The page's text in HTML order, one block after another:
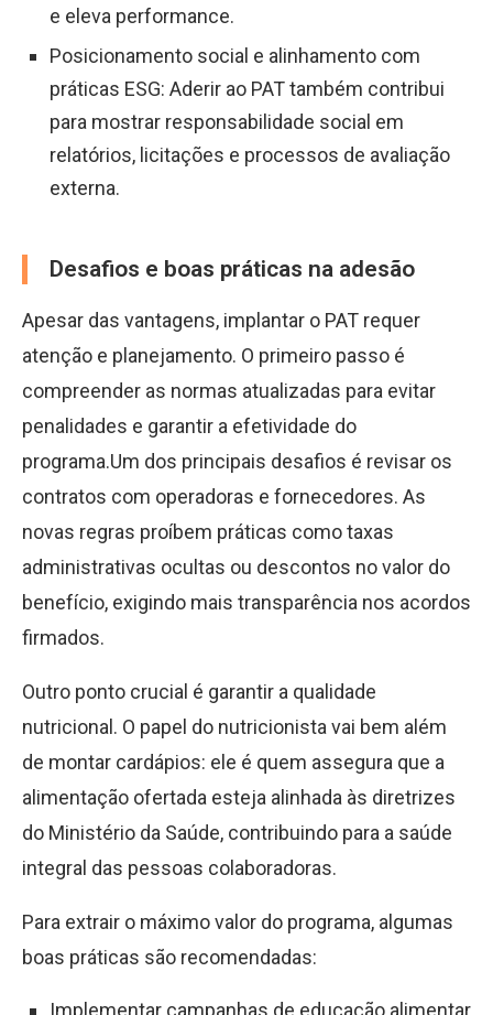
e eleva performance.
Posicionamento social e alinhamento com
práticas ESG: Aderir ao PAT também contribui
para mostrar responsabilidade social em
relatórios, licitações e processos de avaliação
externa.
Desafios e boas práticas na adesão
Apesar das vantagens, implantar o PAT requer
atenção e planejamento. O primeiro passo é
compreender as normas atualizadas para evitar
penalidades e garantir a efetividade do
programa.Um dos principais desafios é revisar os
contratos com operadoras e fornecedores. As
novas regras proíbem práticas como taxas
administrativas ocultas ou descontos no valor do
benefício, exigindo mais transparência nos acordos
firmados.
Outro ponto crucial é garantir a qualidade
nutricional. O papel do nutricionista vai bem além
de montar cardápios: ele é quem assegura que a
alimentação ofertada esteja alinhada às diretrizes
do Ministério da Saúde, contribuindo para a saúde
integral das pessoas colaboradoras.
Para extrair o máximo valor do programa, algumas
boas práticas são recomendadas:
Implementar campanhas de educação alimentar